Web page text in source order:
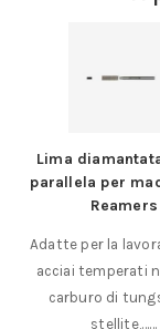
Lima
parallela per
Reamers
Adatte per la
acciai temperati
carburo di
stellite,……